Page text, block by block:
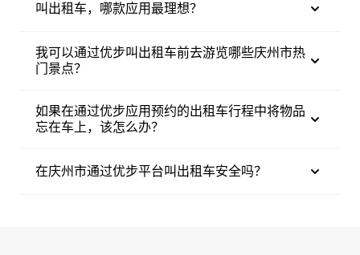
叫出租车，哪款应用最理想？
我可以通过优步叫出租车前去游览哪些庆州市热
门景点？
如果在通过优步应用预约的出租车行程中将物品
忘在车上，该怎么办？
在庆州市通过优步平台叫出租车安全吗？